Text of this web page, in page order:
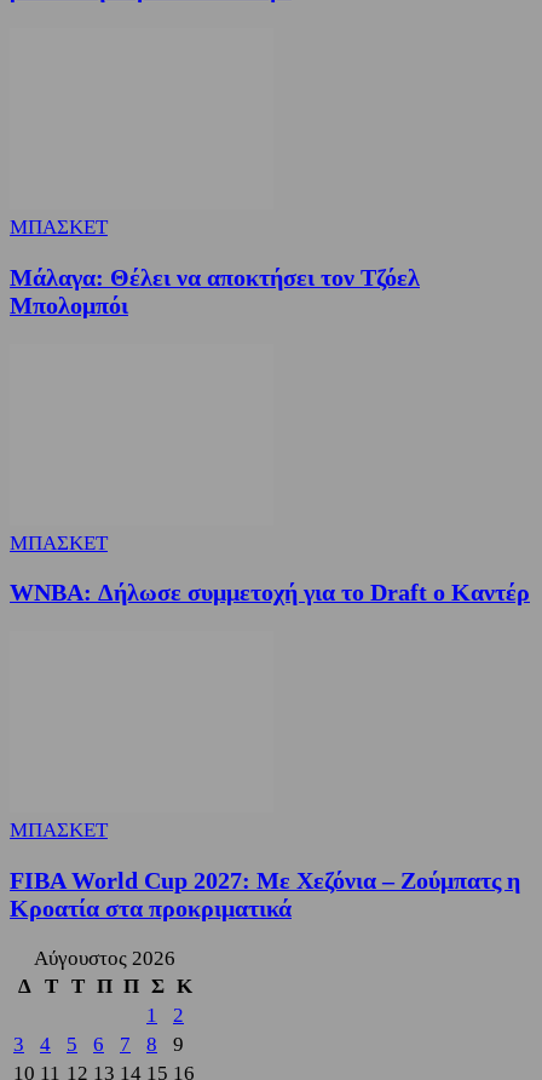
ΜΠΑΣΚΕΤ
Μάλαγα: Θέλει να αποκτήσει τον Τζόελ
Μπολομπόι
ΜΠΑΣΚΕΤ
WNBA: Δήλωσε συμμετοχή για το Draft ο Καντέρ
ΜΠΑΣΚΕΤ
FIBA World Cup 2027: Με Χεζόνια – Ζούμπατς η
Κροατία στα προκριματικά
Αύγουστος 2026
Δ
Τ Τ Π Π Σ Κ
1
2
3
4 5 6 7 8
9
10 11 12 13 14 15 16